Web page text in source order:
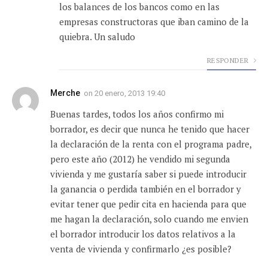
los balances de los bancos como en las
empresas constructoras que iban camino de la
quiebra. Un saludo
RESPONDER
Merche on 20 enero, 2013 19:40
Buenas tardes, todos los años confirmo mi
borrador, es decir que nunca he tenido que hacer
la declaración de la renta con el programa padre,
pero este año (2012) he vendido mi segunda
vivienda y me gustaría saber si puede introducir
la ganancia o perdida también en el borrador y
evitar tener que pedir cita en hacienda para que
me hagan la declaración, solo cuando me envien
el borrador introducir los datos relativos a la
venta de vivienda y confirmarlo ¿es posible?